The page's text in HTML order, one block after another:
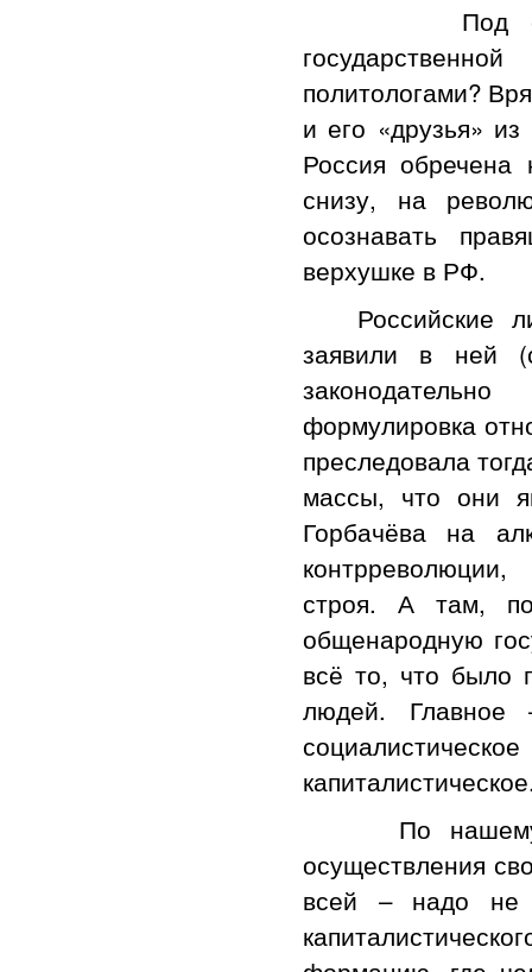
Под силу ли
политологами?
и его «друзья»
Россия обречена
снизу, на
осознавать
верхушке в РФ.
Российские
заявили в ней
формулировка
преследовала
массы, что они
Горбачёва на
строя. А там,
общенародную
всё то, что было
людей. Главное
По нашему
осуществления
всей – надо не